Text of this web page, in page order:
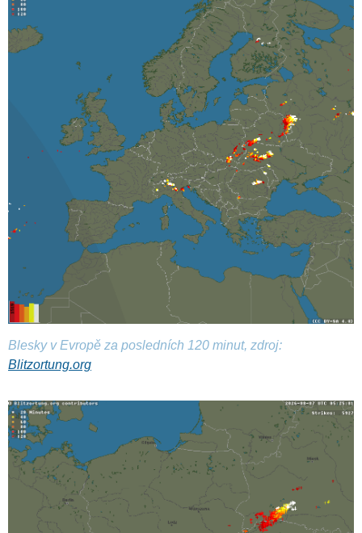
Blesky v Evropě za posledních 120 minut, zdroj:
Blitzortung.org